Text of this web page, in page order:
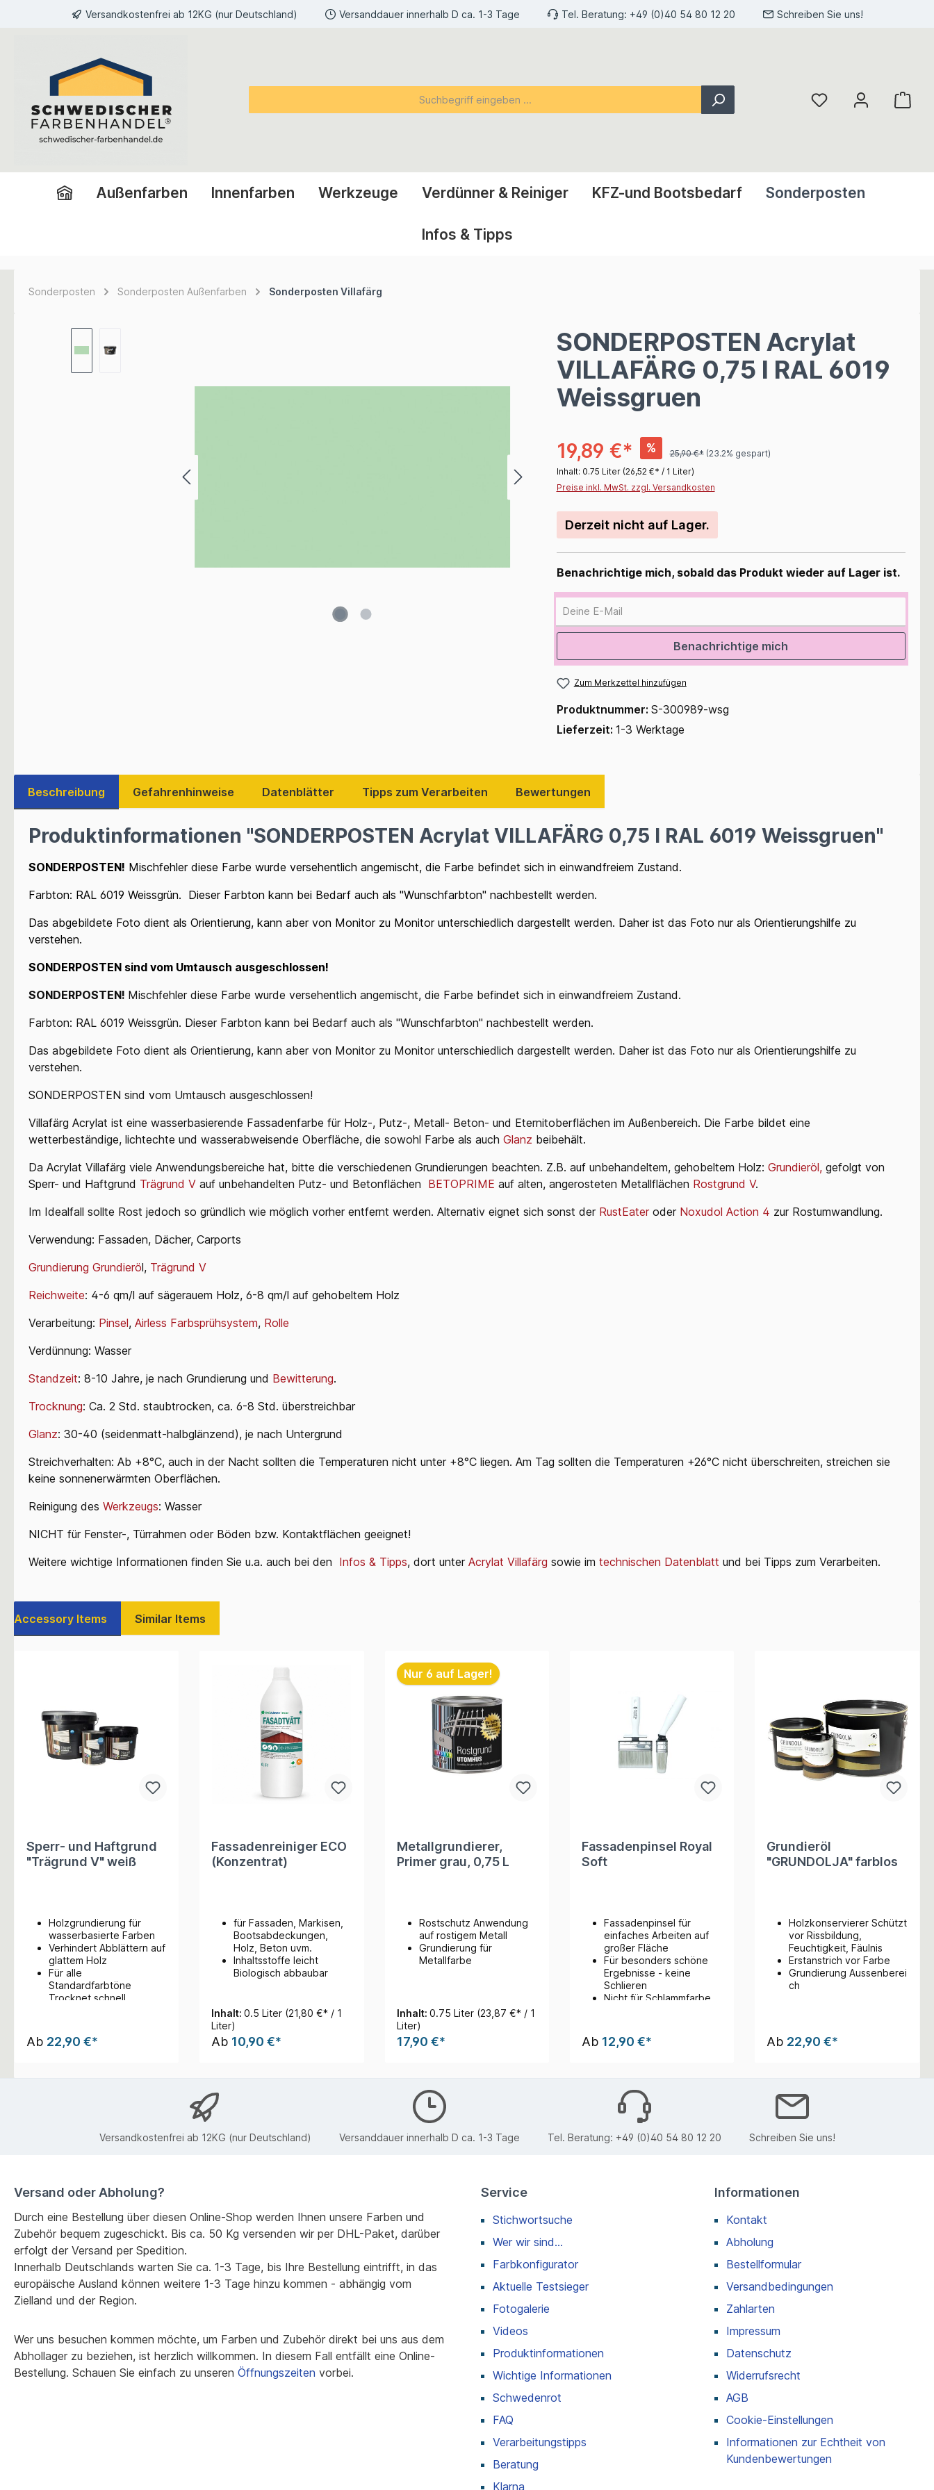
springen Versandkostenfrei ab 12KG (nur Deutschland) Versanddauer innerhalb D ca. 1-3 Tage Tel. Beratung: +49 (0)40 54 80 12 20 Schreiben Sie uns!
Außenfarben Innenfarben Werkzeuge Verdünner & Reiniger KFZ-und Bootsbedarf Sonderposten
Infos & Tipps
Sonderposten Sonderposten Außenfarben Sonderposten Villafärg
SONDERPOSTEN Acrylat
VILLAFÄRG 0,75 l RAL 6019
Weissgruen
19,89 €* % 25,90 €* (23.2% gespart)
Inhalt: 0.75 Liter (26,52 €* / 1 Liter)
Preise inkl. MwSt. zzgl. Versandkosten
Derzeit nicht auf Lager.
Benachrichtige mich, sobald das Produkt wieder auf Lager ist.
Benachrichtige mich
Zum Merkzettel hinzufügen
Produktnummer: S-300989-wsg
Lieferzeit: 1-3 Werktage
Beschreibung Gefahrenhinweise Datenblätter Tipps zum Verarbeiten Bewertungen
Produktinformationen "SONDERPOSTEN Acrylat VILLAFÄRG 0,75 l RAL 6019 Weissgruen"
SONDERPOSTEN! Mischfehler diese Farbe wurde versehentlich angemischt, die Farbe befindet sich in einwandfreiem Zustand.
Farbton: RAL 6019 Weissgrün. Dieser Farbton kann bei Bedarf auch als "Wunschfarbton" nachbestellt werden.
Das abgebildete Foto dient als Orientierung, kann aber von Monitor zu Monitor unterschiedlich dargestellt werden. Daher ist das Foto nur als Orientierungshilfe zu
verstehen.
SONDERPOSTEN sind vom Umtausch ausgeschlossen!
SONDERPOSTEN! Mischfehler diese Farbe wurde versehentlich angemischt, die Farbe befindet sich in einwandfreiem Zustand.
Farbton: RAL 6019 Weissgrün. Dieser Farbton kann bei Bedarf auch als "Wunschfarbton" nachbestellt werden.
Das abgebildete Foto dient als Orientierung, kann aber von Monitor zu Monitor unterschiedlich dargestellt werden. Daher ist das Foto nur als Orientierungshilfe zu
verstehen.
SONDERPOSTEN sind vom Umtausch ausgeschlossen!
Villafärg Acrylat ist eine wasserbasierende Fassadenfarbe für Holz-, Putz-, Metall- Beton- und Eternitoberflächen im Außenbereich. Die Farbe bildet eine
wetterbeständige, lichtechte und wasserabweisende Oberfläche, die sowohl Farbe als auch Glanz beibehält.
Da Acrylat Villafärg viele Anwendungsbereiche hat, bitte die verschiedenen Grundierungen beachten. Z.B. auf unbehandeltem, gehobeltem Holz: Grundieröl, gefolgt von
Sperr- und Haftgrund Trägrund V auf unbehandelten Putz- und Betonflächen BETOPRIME auf alten, angerosteten Metallflächen Rostgrund V.
Im Idealfall sollte Rost jedoch so gründlich wie möglich vorher entfernt werden. Alternativ eignet sich sonst der RustEateroder Noxudol Action 4 zur Rostumwandlung.
Verwendung: Fassaden, Dächer, Carports
Grundierung Grundieröl, Trägrund V
Reichweite: 4-6 qm/l auf sägerauem Holz, 6-8 qm/l auf gehobeltem Holz
Verarbeitung: Pinsel, Airless Farbsprühsystem, Rolle
Verdünnung: Wasser
Standzeit: 8-10 Jahre, je nach Grundierung und Bewitterung.
Trocknung: Ca. 2 Std. staubtrocken, ca. 6-8 Std. überstreichbar
Glanz: 30-40 (seidenmatt-halbglänzend), je nach Untergrund
Streichverhalten: Ab +8°C, auch in der Nacht sollten die Temperaturen nicht unter +8°C liegen. Am Tag sollten die Temperaturen +26°C nicht überschreiten, streichen sie
keine sonnenerwärmten Oberflächen.
Reinigung des Werkzeugs: Wasser
NICHT für Fenster-, Türrahmen oder Böden bzw. Kontaktflächen geeignet!
Weitere wichtige Informationen finden Sie u.a. auch bei den Infos & Tipps, dort unter Acrylat Villafärg sowie im technischen Datenblatt und bei Tipps zum Verarbeiten.
Accessory Items Similar Items
Sperr- und Haftgrund
"Trägrund V" weiß
Holzgrundierung für
wasserbasierte Farben
Verhindert Abblättern auf
glattem Holz
Für alle
Standardfarbtöne
Trocknet schnell
Ab 22,90 €*
Fassadenreiniger ECO
(Konzentrat)
für Fassaden, Markisen,
Bootsabdeckungen,
Holz, Beton uvm.
Inhaltsstoffe leicht
Biologisch abbaubar
Inhalt:0.5 Liter (21,80 €* / 1
Liter)
Ab 10,90 €*
Nur 6 auf Lager!
Metallgrundierer,
Primer grau, 0,75 L
Rostschutz Anwendung
auf rostigem Metall
Grundierung für
Metallfarbe
Inhalt: 0.75 Liter (23,87 €* / 1
Liter)
17,90 €*
Fassadenpinsel Royal
Soft
Fassadenpinsel für
einfaches Arbeiten auf
großer Fläche
Für besonders schöne
Ergebnisse - keine
Schlieren
Nicht für Schlammfarbe
Ab 12,90 €*
Grundieröl
"GRUNDOLJA" farblos
Holzkonservierer Schützt
vor Rissbildung,
Feuchtigkeit, Fäulnis
Erstanstrich vor Farbe
Grundierung Aussenberei
ch
Ab 22,90 €*
Versandkostenfrei ab 12KG (nur Deutschland) Versanddauer innerhalb D ca. 1-3 Tage Tel. Beratung: +49 (0)40 54 80 12 20 Schreiben Sie uns!
Versand oder Abholung?
Durch eine Bestellung über diesen Online-Shop werden Ihnen unsere Farben und
Zubehör bequem zugeschickt. Bis ca. 50 Kg versenden wir per DHL-Paket, darüber
erfolgt der Versand per Spedition.
Innerhalb Deutschlands warten Sie ca. 1-3 Tage, bis Ihre Bestellung eintrifft, in das
europäische Ausland können weitere 1-3 Tage hinzu kommen - abhängig vom
Zielland und der Region.
Wer uns besuchen kommen möchte, um Farben und Zubehör direkt bei uns aus dem
Abhollager zu beziehen, ist herzlich willkommen. In diesem Fall entfällt eine Online-
Bestellung. Schauen Sie einfach zu unseren Öffnungszeiten vorbei.
Service
Stichwortsuche
Wer wir sind...
Farbkonfigurator
Aktuelle Testsieger
Fotogalerie
Videos
Produktinformationen
Wichtige Informationen
Schwedenrot
FAQ
Verarbeitungstipps
Beratung
Klarna
Informationen
Kontakt
Abholung
Bestellformular
Versandbedingungen
Zahlarten
Impressum
Datenschutz
Widerrufsrecht
AGB
Cookie-Einstellungen
Informationen zur Echtheit von
Kundenbewertungen